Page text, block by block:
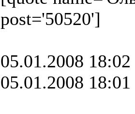
post='50520']
05.01.2008
05.01.2008